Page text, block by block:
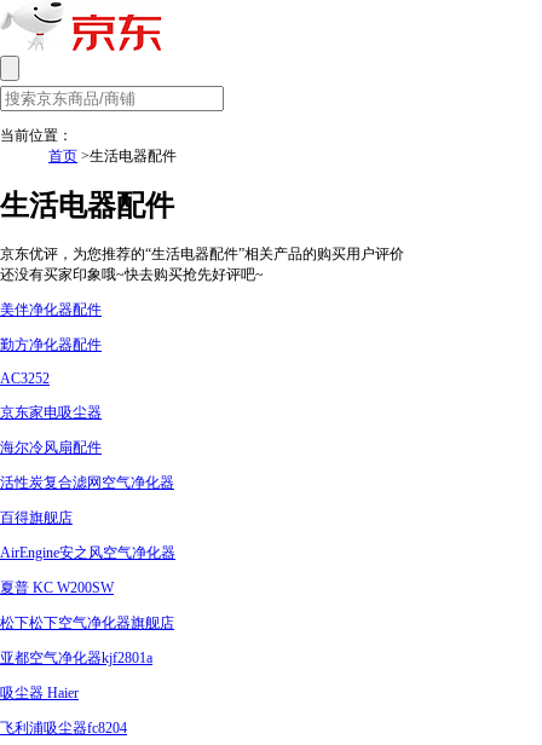
当前位置：
首页 >生活电器配件
生活电器配件
京东优评，为您推荐的“生活电器配件”相关产品的购买用户评价
还没有买家印象哦~快去购买抢先好评吧~
美伴净化器配件
勤方净化器配件
AC3252
京东家电吸尘器
海尔冷风扇配件
活性炭复合滤网空气净化器
百得旗舰店
AirEngine安之风空气净化器
夏普 KC W200SW
松下松下空气净化器旗舰店
亚都空气净化器kjf2801a
吸尘器 Haier
飞利浦吸尘器fc8204